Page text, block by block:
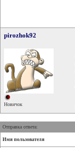
pirozhok92
Новичок
Отправка ответа:
Имя пользователя